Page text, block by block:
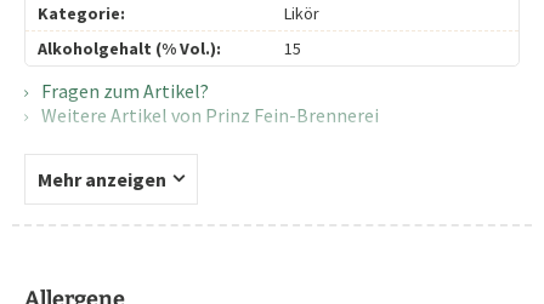
Kategorie:
Likör
Alkoholgehalt (% Vol.):
15
Fragen zum Artikel?
Weitere Artikel von Prinz Fein-Brennerei
Mehr anzeigen